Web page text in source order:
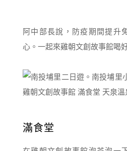
阿中部長說，防疫期間提升
心。一起來雞朝文創故事館喝
滿食堂